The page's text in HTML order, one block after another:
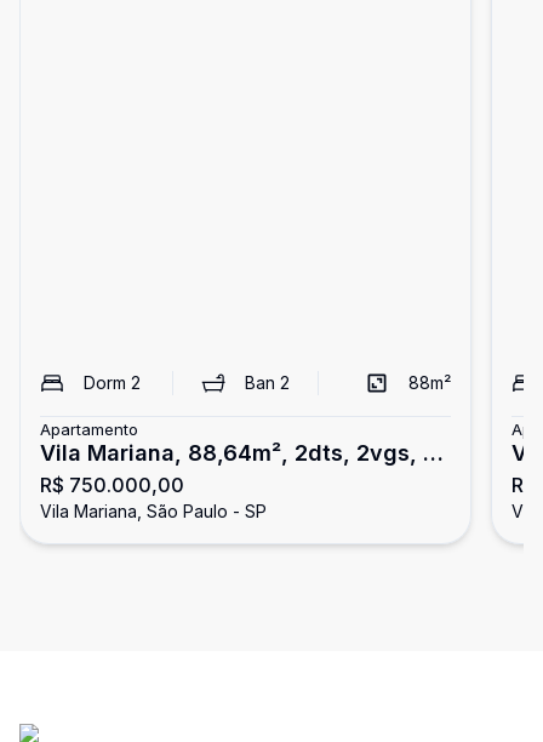
Dorm 2 Ban2 88m²
Apartamento
Vila Mariana, 88,64m², 2dts, 2vgs, px
metrõ!!
R$ 750.000,00
Vila Mariana, São Paulo - SP